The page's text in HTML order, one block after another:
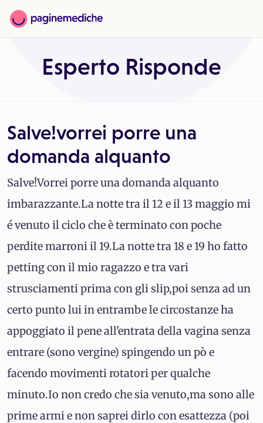
Esperto Risponde
Salve!vorrei porre una
domanda alquanto
Salve!Vorrei porre una domanda alquanto
imbarazzante.La notte tra il 12 e il 13 maggio mi
é venuto il ciclo che è terminato con poche
perdite marroni il 19.La notte tra 18 e 19 ho fatto
petting con il mio ragazzo e tra vari
strusciamenti prima con gli slip,poi senza ad un
certo punto lui in entrambe le circostanze ha
appoggiato il pene all'entrata della vagina senza
entrare (sono vergine) spingendo un pò e
facendo movimenti rotatori per qualche
minuto.Io non credo che sia venuto,ma sono alle
prime armi e non saprei dirlo con esattezza (poi